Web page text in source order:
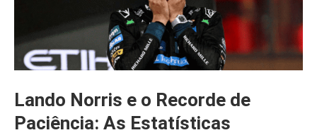
Lando Norris e o Recorde de
Paciência: As Estatísticas